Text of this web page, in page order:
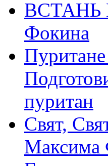
ВСТАНЬ
Фокина
пуритан
Свят,
Максима